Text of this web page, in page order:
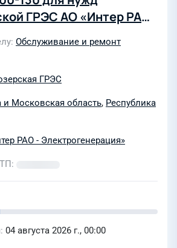
ГРЭС АО «Интер РАО
Обслуживание и ремонт
ГРЭС
и Московская область, Республика
РАО - Электрогенерация»
04 августа 2026 г., 00:00